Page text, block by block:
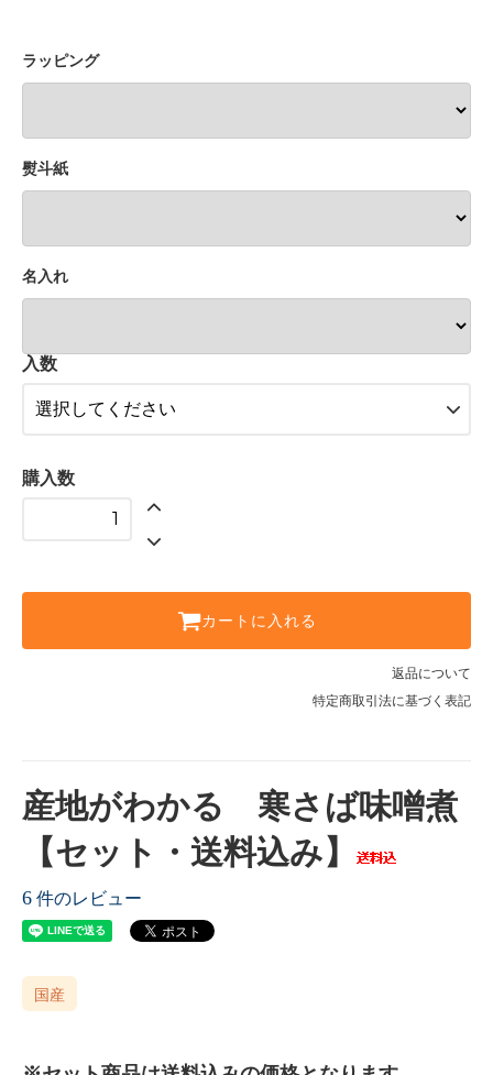
ラッピング
熨斗紙
名入れ
入数
購入数
カートに入れる
返品について
特定商取引法に基づく表記
産地がわかる 寒さば味噌煮
【セット・送料込み】
6 件のレビュー
国産